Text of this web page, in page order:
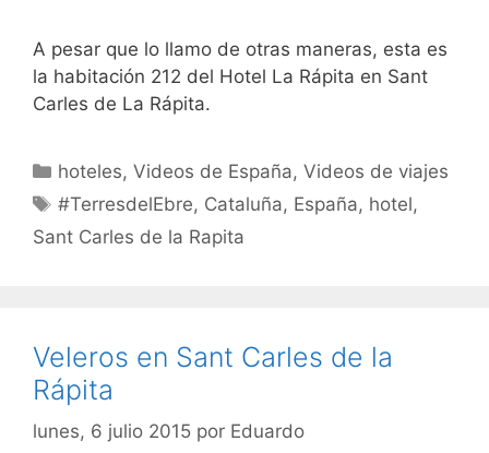
A pesar que lo llamo de otras maneras, esta es
la habitación 212 del Hotel La Rápita en Sant
Carles de La Rápita.
Categorías
hoteles,Videos de España,Videos de viajes
Etiquetas
#TerresdelEbre, Cataluña, España, hotel,
Sant Carles de la Rapita
Veleros en Sant Carles de la
Rápita
lunes, 6 julio 2015 por Eduardo